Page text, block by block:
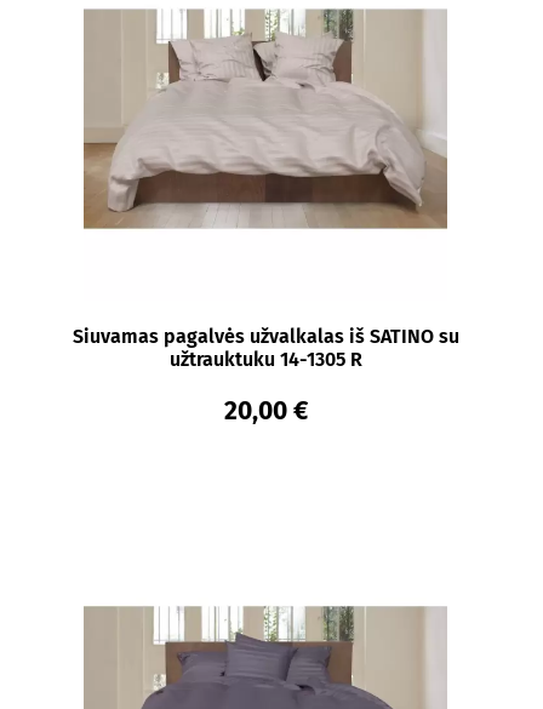
Siuvamas pagalvės užvalkalas iš SATINO su
užtrauktuku 14-1305 R
20,00 €